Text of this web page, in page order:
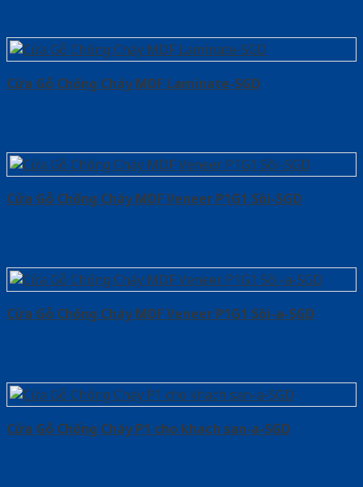
Cửa Gỗ Chống Cháy MDF Laminate-SGD
Cửa Gỗ Chống Cháy MDF Veneer P1G1 Sồi-SGD
Cửa Gỗ Chống Cháy MDF Veneer P1G1 Sồi-a-SGD
Cửa Gỗ Chống Cháy P1 cho khach san-a-SGD